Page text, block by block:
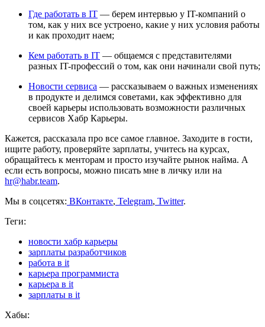
Где работать в IT — берем интервью у IT-компаний о
том, как у них все устроено, какие у них условия работы
и как проходит наем;
Кем работать в IT — общаемся с представителями
разных IT-профессий о том, как они начинали свой путь;
Новости сервиса — рассказываем о важных изменениях
в продукте и делимся советами, как эффективно для
своей карьеры использовать возможности различных
сервисов Хабр Карьеры.
Кажется, рассказала про все самое главное. Заходите в гости,
ищите работу, проверяйте зарплаты, учитесь на курсах,
обращайтесь к менторам и просто изучайте рынок найма. А
если есть вопросы, можно писать мне в личку или на
hr@habr.team.
Мы в соцсетях: ВКонтакте, Telegram, Twitter.
Теги:
новости хабр карьеры
зарплаты разработчиков
работа в it
карьера программиста
карьера в it
зарплаты в it
Хабы: